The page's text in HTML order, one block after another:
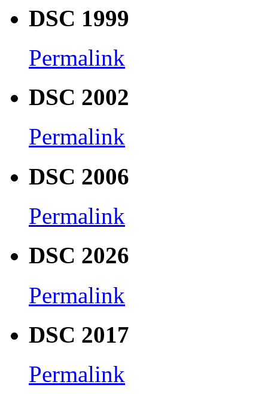
DSC 1999
Permalink
DSC 2002
Permalink
DSC 2006
Permalink
DSC 2026
Permalink
DSC 2017
Permalink